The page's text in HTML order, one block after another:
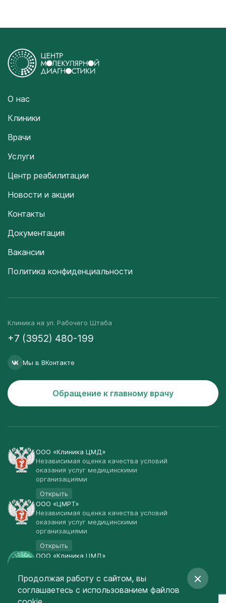
О нас
Клиники
Врачи
Услуги
Центр реабилитации
Новости и акции
Контакты
Документация
Вакансии
Политика конфиденциальности
Клиника на ул. Рабочего Штаба
+7 (3952) 480-199
Мы в ВКонтакте
Обращение к главному врачу
ООО «Клиника ЦМД»
Независимая оценка качества условий
оказания услуг медицинскими
организациями
Открыть
ООО «ЦМРТ»
Независимая оценка качества условий
оказания услуг медицинскими
организациями
Открыть
ООО «Клиника ЦМД»
Открыть
© Клиника ЦМД 2003-2026
Продолжая работу с сайтом, вы
соглашаетесь с использованием файлов